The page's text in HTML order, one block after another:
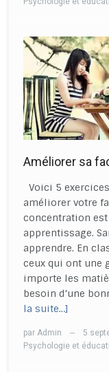
Améliorer sa
Voici 5
améliorer votre
concentration
apprentissage.
apprendre. En
ceux qui ont une
importe les
besoin d’une
la suite…]
par Admin — 5
Psychologie et